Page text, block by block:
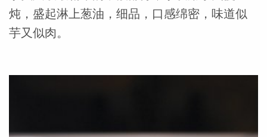
炖，盛起淋上葱油，细品，口感绵密，味道似
芋又似肉。